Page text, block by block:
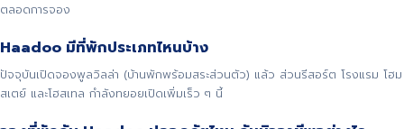
ตลอดการจอง
Haadoo มีที่พักประเภทไหนบ้าง
ปัจจุบันเปิดจองพูลวิลล่า (บ้านพักพร้อมสระส่วนตัว) แล้ว ส่วนรีสอร์ต โรงแรม โฮม
สเตย์ และโฮสเทล กำลังทยอยเปิดเพิ่มเร็ว ๆ นี้